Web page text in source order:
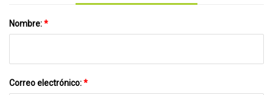
Nombre:*
Correo electrónico:*